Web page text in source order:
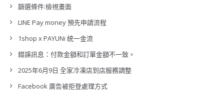
篩選條件:檢視畫面
LINE Pay money 預先申請流程
1shop x PAYUNi 統一金流
錯誤訊息：付款金額和訂單金額不一致。
2025年6月9日 全家冷凍店到店服務調整
Facebook 廣告被拒登處理方式